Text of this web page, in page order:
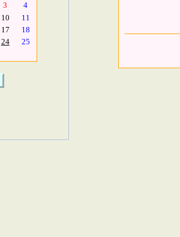
3
4
10
11
17
18
24
25